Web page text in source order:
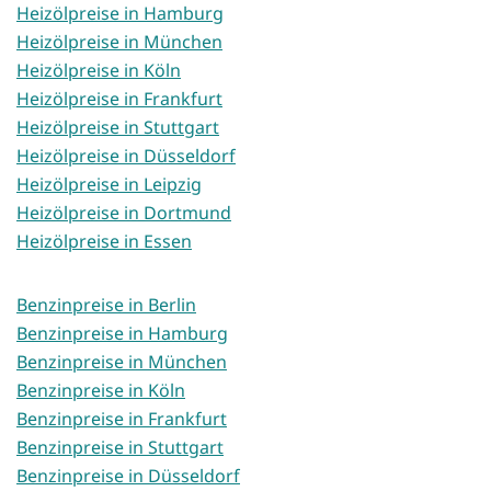
Heizölpreise in Hamburg
Heizölpreise in München
Heizölpreise in Köln
Heizölpreise in Frankfurt
Heizölpreise in Stuttgart
Heizölpreise in Düsseldorf
Heizölpreise in Leipzig
Heizölpreise in Dortmund
Heizölpreise in Essen
Benzinpreise in Berlin
Benzinpreise in Hamburg
Benzinpreise in München
Benzinpreise in Köln
Benzinpreise in Frankfurt
Benzinpreise in Stuttgart
Benzinpreise in Düsseldorf